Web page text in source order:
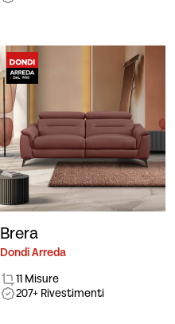
Brera
Dondi Arreda
11 Misure
207+ Rivestimenti